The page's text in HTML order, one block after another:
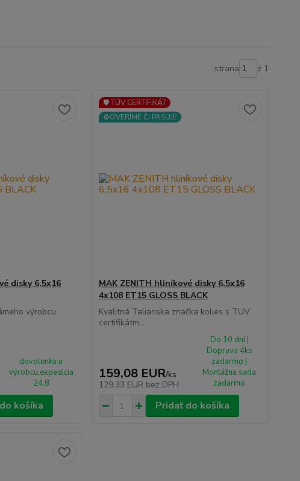
strana z 1
disky 6,5x16
výrobcu
dovolenka u
výrobcu,expedicia
24.8
košíka
🛡️ TÜV CERTIFIKÁT
⚙️OVERÍME ČI PASUJE
MAK ZENITH hliníkové disky 6,5x16
4x108 ET15 GLOSS BLACK
Kvalitná Talianska značka kolies s TUV
certifikátm...
159,08 EUR/ks
129,33 EUR bez DPH
Do 10 dní |
Doprava 4ks
zadarmo |
Montážna sada
zadarmo
Pridať do košíka